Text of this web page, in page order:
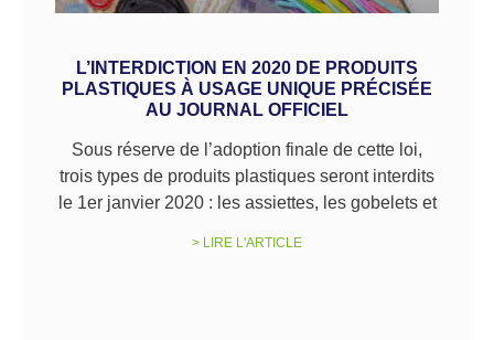
L’INTERDICTION EN 2020 DE PRODUITS
PLASTIQUES À USAGE UNIQUE PRÉCISÉE
AU JOURNAL OFFICIEL
Sous réserve de l’adoption finale de cette loi,
trois types de produits plastiques seront interdits
le 1er janvier 2020 : les assiettes, les gobelets et
> LIRE L'ARTICLE